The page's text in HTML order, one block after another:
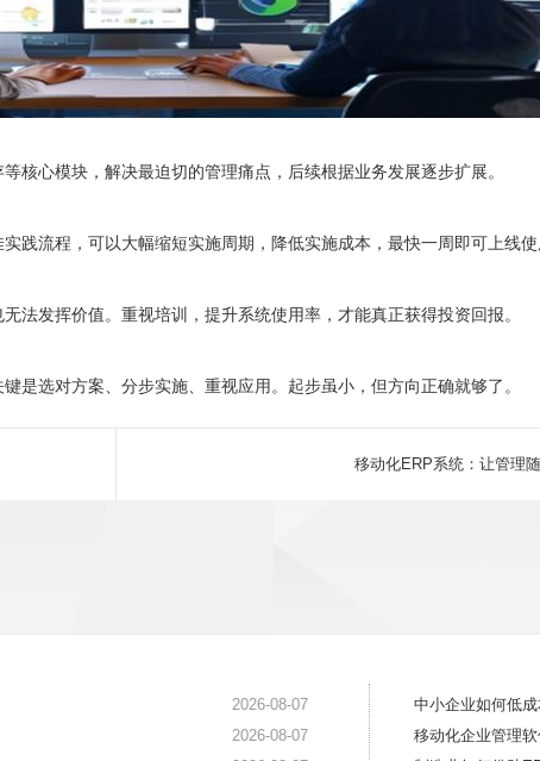
核心模块，解决最迫切的管理痛点，后续根据业务发展逐步扩展。
践流程，可以大幅缩短实施周期，降低实施成本，最快一周即可上线使
法发挥价值。重视培训，提升系统使用率，才能真正获得投资回报。
键是选对方案、分步实施、重视应用。起步虽小，但方向正确就够了。
移动化ERP系统：让管理
2026-08-07
2026-08-07
中小企业如何低
移动化企业管理